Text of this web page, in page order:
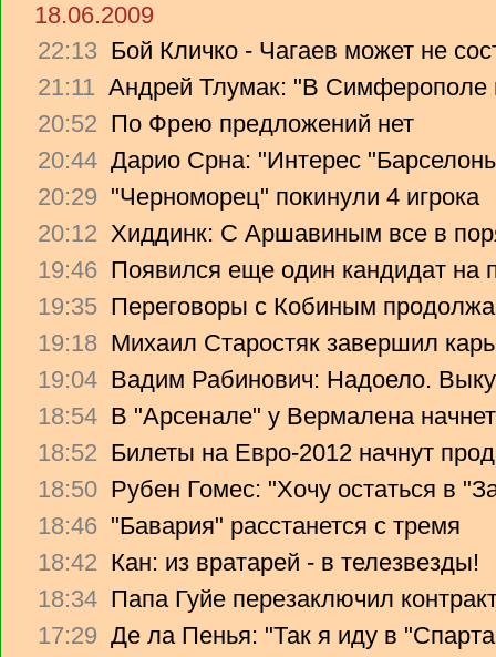
18.06.2009
22:13 Бой Кличко - Чагаев может не
21:11 Андрей Тлумак: "В Симферополе
20:52 По Фрею предложений нет
20:44 Дарио Срна: "Интерес
20:29 "Черноморец" покинули 4 игрока
20:12 Хиддинк: С Аршавиным все в
19:46 Появился еще один кандидат на
19:35 Переговоры с Кобиным
19:18 Михаил Старостяк завершил
19:04 Вадим Рабинович: Надоело.
18:54 В "Арсенале" у Вермалена
18:52 Билеты на Евро-2012 начнут
18:50 Рубен Гомес: "Хочу остаться в
18:46 "Бавария" расстанется с тремя
18:42 Кан: из вратарей - в телезвезды!
18:34 Папа Гуйе перезаключил
17:29 Де ла Пенья: "Так я иду в